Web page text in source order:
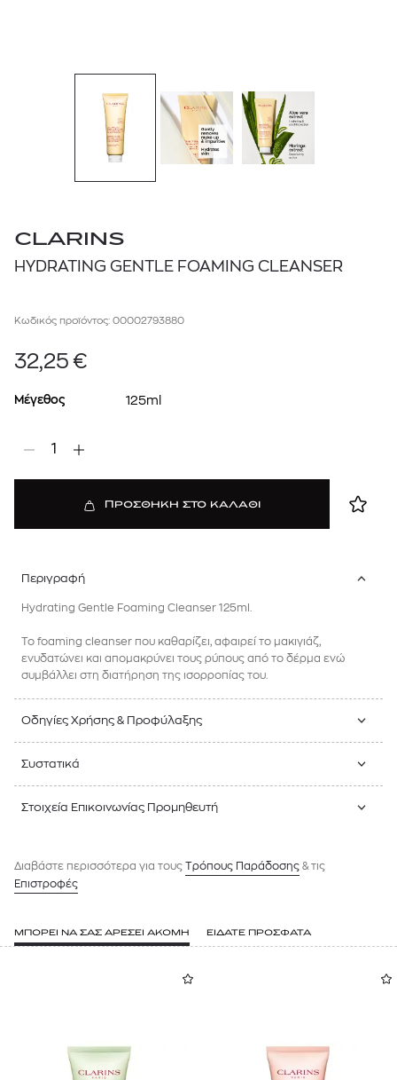
CLARINS
HYDRATING GENTLE FOAMING CLEANSER
Κωδικός προϊόντος: 00002793880
32,25 €
Μέγεθος 125ml
1
ΠΡΟΣΘΗΚΗ ΣΤΟ ΚΑΛΑΘΙ
Περιγραφή
Hydrating Gentle Foaming Cleanser 125ml.
Το foaming cleanser που καθαρίζει, αφαιρεί το μακιγιάζ,
ενυδατώνει και απομακρύνει τους ρύπους από το δέρμα ενώ
συμβάλλει στη διατήρηση της ισορροπίας του.
Οδηγίες Χρήσης & Προφύλαξης
Συστατικά
Στοιχεία Επικοινωνίας Προμηθευτή
Διαβάστε περισσότερα για τους Tρόπους Παράδοσης & τις
Επιστροφές
ΜΠΟΡΕΙ ΝΑ ΣΑΣ ΑΡΕΣΕΙ ΑΚΟΜΗ ΕΙΔΑΤΕ ΠΡΟΣΦΑΤΑ